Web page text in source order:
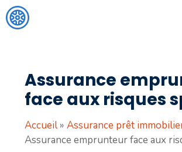
Aller
au
Assurance
face aux risques
Accueil» Assurance prêt
Assurance emprunteur face aux